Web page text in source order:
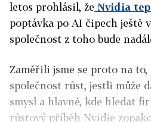
letos prohlásil, že Nvidia
poptávka po AI čipech ještě
společnost z toho bude
Zaměřili jsme se proto na to,
společnost růst, jestli může
smysl a hlavně, kde hledat
růstový příběh Nvidie